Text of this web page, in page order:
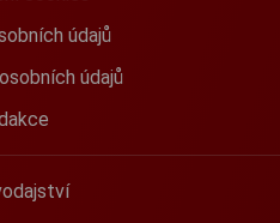
údajů
údajů